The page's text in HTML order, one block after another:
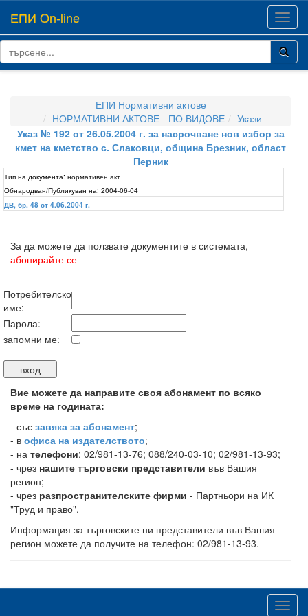
ЕПИ On-line
ЕПИ Нормативни актове
НОРМАТИВНИ АКТОВЕ - ПО ВИДОВЕ
Укази
Указ № 192 от 26.05.2004 г. за насрочване нов избор за
кмет на кметство с. Слаковци, община Брезник, област
Перник
Тип на документа: нормативен акт
Обнародван/Публикуван на: 2004-06-04
ДВ, бр. 48 от 4.06.2004 г.
За да можете да ползвате документите в системата,
абонирайте се
Потребителско
име:
Парола:
запомни ме:
Вие можете да направите своя абонамент по всяко
време на годината:
- със завяка за абонамент;
- в офиса на издателството;
- на телефони: 02/981-13-76; 088/240-03-10; 02/981-13-93;
- чрез нашите търговски представители във Вашия
регион;
- чрез разпространителските фирми - Партньори на ИК
"Труд и право".
Информация за търговските ни представители във Вашия
регион можете да получите на телефон: 02/981-13-93.